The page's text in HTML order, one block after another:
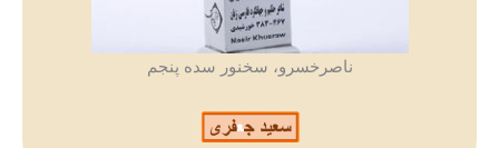
ناصرخسرو، سخنور سده پنجم